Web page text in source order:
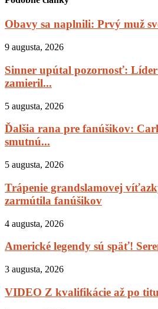
Obavy sa naplnili: Prvý muž
9 augusta, 2026
Sinner upútal pozornosť:
zamieril...
5 augusta, 2026
Ďalšia rana pre fanúšikov:
smutnú...
5 augusta, 2026
Trápenie grandslamovej
zarmútila fanúšikov
4 augusta, 2026
Americké legendy sú späť!
3 augusta, 2026
VIDEO Z kvalifikácie až po